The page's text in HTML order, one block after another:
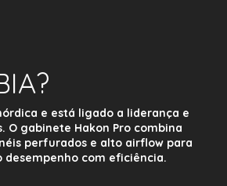
e está ligado a liderança e
gabinete Hakon Pro combina
perfurados e alto airflow para
com eficiência.